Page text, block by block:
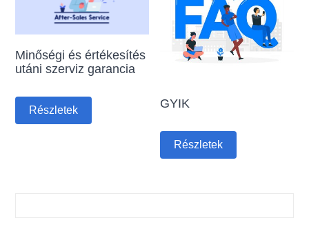
Minőségi és értékesítés
utáni szerviz garancia
Részletek GYIK
Részletek